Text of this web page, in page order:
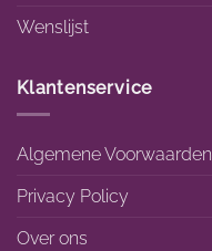
Wenslijst
Klantenservice
Algemene Voorwaarden
Privacy Policy
Over ons